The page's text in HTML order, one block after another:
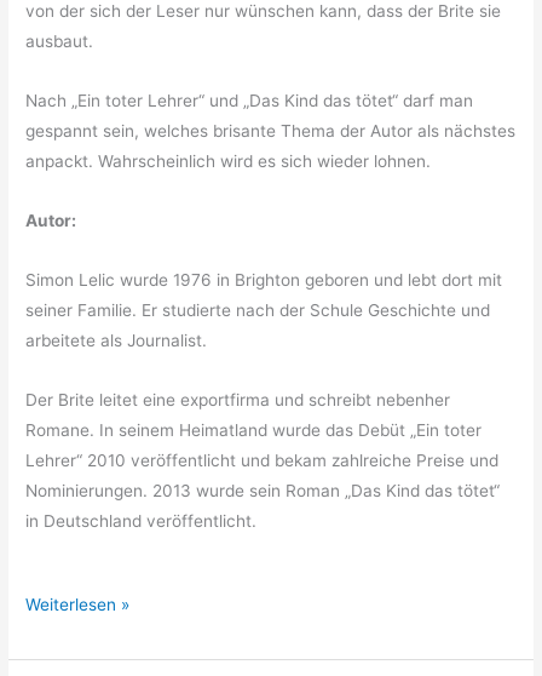
von der sich der Leser nur wünschen kann, dass der Brite sie
ausbaut.
Nach „Ein toter Lehrer“ und „Das Kind das tötet“ darf man
gespannt sein, welches brisante Thema der Autor als nächstes
anpackt. Wahrscheinlich wird es sich wieder lohnen.
Autor:
Simon Lelic wurde 1976 in Brighton geboren und lebt dort mit
seiner Familie. Er studierte nach der Schule Geschichte und
arbeitete als Journalist.
Der Brite leitet eine exportfirma und schreibt nebenher
Romane. In seinem Heimatland wurde das Debüt „Ein toter
Lehrer“ 2010 veröffentlicht und bekam zahlreiche Preise und
Nominierungen. 2013 wurde sein Roman „Das Kind das tötet“
in Deutschland veröffentlicht.
Simon
Das
Weiterlesen »